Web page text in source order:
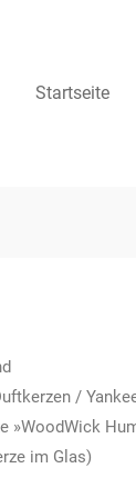
Startseite
/
»WoodWick
im Glas)